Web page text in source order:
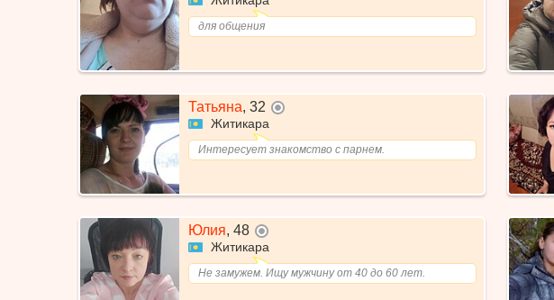
для общения
Татьяна, 32
Житикара
Интересует знакомство с парнем.
Юлия, 48
Житикара
Не замужем. Ищу мужчину от 40 до 60 лет.